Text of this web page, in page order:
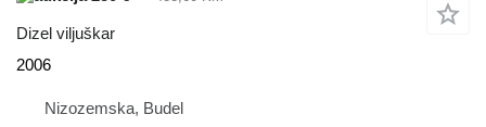
Dizel viljuškar
2006
Nizozemska, Budel